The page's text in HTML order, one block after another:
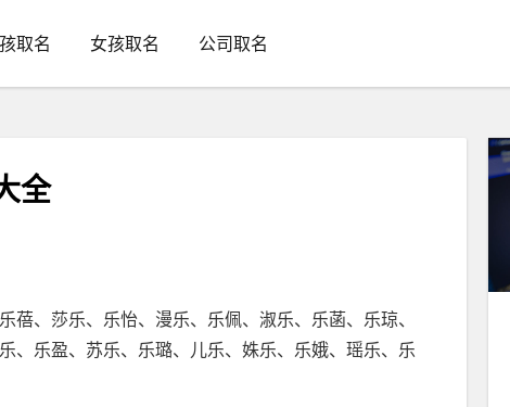
取名 女孩取名 公司取名
全
、莎乐、乐怡、漫乐、乐佩、淑乐、乐菡、乐琼、
、乐盈、苏乐、乐璐、儿乐、姝乐、乐娥、瑶乐、乐